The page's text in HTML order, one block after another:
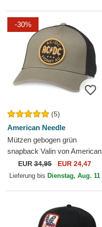
-30%
(5)
American Needle
Mützen gebogen grün
snapback Valin von American
Needle
EUR34,95 EUR 24,47
Lieferung bis Dienstag, Aug. 11